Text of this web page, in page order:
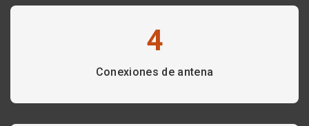
4
Conexiones de antena